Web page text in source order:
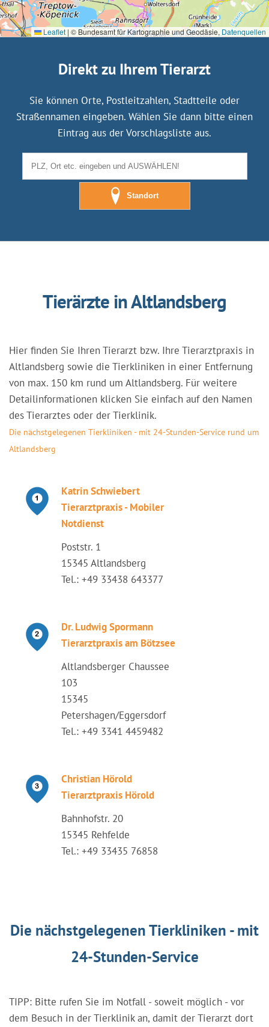
Leaflet | © Bundesamt für Kartographie und Geodäsie, Datenquellen
Direkt zu Ihrem Tierarzt
Sie können Orte, Postleitzahlen, Stadtteile oder
Straßennamen eingeben. Wählen Sie dann bitte einen
Eintrag aus der Vorschlagsliste aus.
Standort
Tierärzte in Altlandsberg
Hier finden Sie Ihren Tierarzt bzw. Ihre Tierarztpraxis in
Altlandsberg sowie die Tierkliniken in einer Entfernung
von max. 150 km rund um Altlandsberg. Für weitere
Detailinformationen klicken Sie einfach auf den Namen
des Tierarztes oder der Tierklinik.
Die nächstgelegenen Tierkliniken - mit 24-Stunden-Service rund um
Altlandsberg
Katrin Schwiebert
Tierarztpraxis - Mobiler
Notdienst
Poststr. 1
15345 Altlandsberg
Tel.: +49 33438 643377
Dr. Ludwig Spormann
Tierarztpraxis am Bötzsee
Altlandsberger Chaussee
103
15345
Petershagen/Eggersdorf
Tel.: +49 3341 4459482
Christian Hörold
Tierarztpraxis Hörold
Bahnhofstr. 20
15345 Rehfelde
Tel.: +49 33435 76858
Die nächstgelegenen Tierkliniken - mit
24-Stunden-Service
TIPP: Bitte rufen Sie im Notfall - soweit möglich - vor
dem Besuch in der Tierklinik an, damit der Tierarzt dort